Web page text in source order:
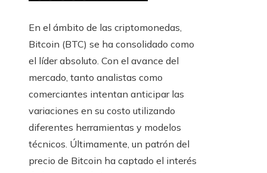
En el ámbito de las criptomonedas,
Bitcoin (BTC) se ha consolidado como
el líder absoluto. Con el avance del
mercado, tanto analistas como
comerciantes intentan anticipar las
variaciones en su costo utilizando
diferentes herramientas y modelos
técnicos. Últimamente, un patrón del
precio de Bitcoin ha captado el interés